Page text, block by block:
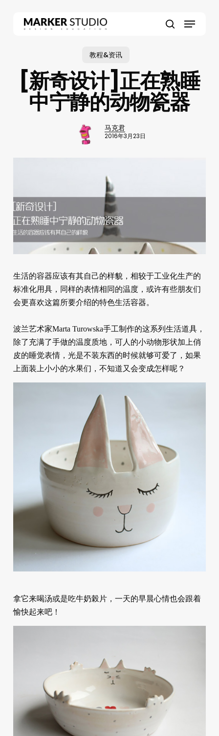
Menu
教程&资讯
[新奇设计]正在熟睡
中宁静的动物瓷器
马克君
2016年3月23日
生活的容器应该有其自己的样貌，相较于工业化生产的
标准化用具，同样的表情相同的温度，或许有些朋友们
会更喜欢这篇所要介绍的特色生活容器。
波兰艺术家Marta Turowska手工制作的这系列生活道具，
除了充满了手做的温度质地，可人的小动物形状加上俏
皮的睡觉表情，光是不装东西的时候就够可爱了，如果
上面装上小小的水果们，不知道又会变成怎样呢？
拿它来喝汤或是吃牛奶榖片，一天的早晨心情也会跟着
愉快起来吧！